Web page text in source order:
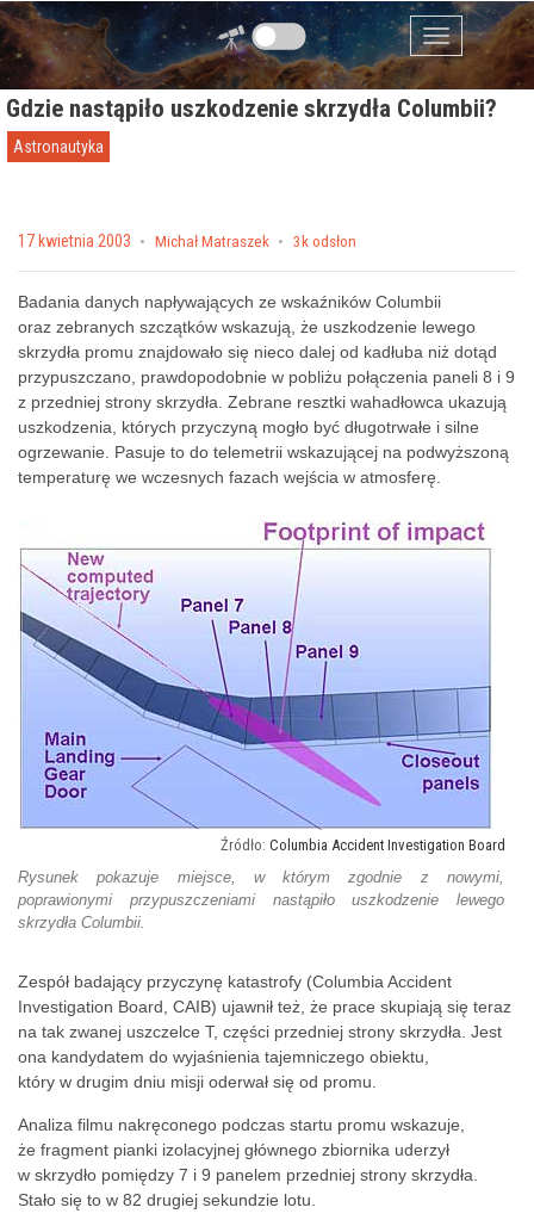
Przejdź do zawartości
Menu
Gdzie nastąpiło uszkodzenie skrzydła Columbii?
Astronautyka
Posted on
17 kwietnia 2003 by Michał Matraszek 3k odsłon
Badania danych napływających ze wskaźników Columbii
oraz zebranych szczątków wskazują, że uszkodzenie lewego
skrzydła promu znajdowało się nieco dalej od kadłuba niż dotąd
przypuszczano, prawdopodobnie w pobliżu połączenia paneli 8 i 9
z przedniej strony skrzydła. Zebrane resztki wahadłowca ukazują
uszkodzenia, których przyczyną mogło być długotrwałe i silne
ogrzewanie. Pasuje to do telemetrii wskazującej na podwyższoną
temperaturę we wczesnych fazach wejścia w atmosferę.
Columbia Accident Investigation Board
Rysunek pokazuje miejsce, w którym zgodnie z nowymi,
poprawionymi przypuszczeniami nastąpiło uszkodzenie lewego
skrzydła Columbii.
Zespół badający przyczynę katastrofy (Columbia Accident
Investigation Board, CAIB) ujawnił też, że prace skupiają się teraz
na tak zwanej uszczelce T, części przedniej strony skrzydła. Jest
ona kandydatem do wyjaśnienia tajemniczego obiektu,
który w drugim dniu misji oderwał się od promu.
Analiza filmu nakręconego podczas startu promu wskazuje,
że fragment pianki izolacyjnej głównego zbiornika uderzył
w skrzydło pomiędzy 7 i 9 panelem przedniej strony skrzydła.
Stało się to w 82 drugiej sekundzie lotu.